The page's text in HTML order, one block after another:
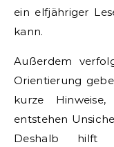
ein elfjähriger
kann.
Außerdem
Orientierung
kurze
entstehen
Deshalb hilft